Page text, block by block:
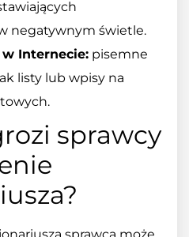
negatywnym świetle.
Internecie: pisemne
listy lub wpisy na
sprawcy